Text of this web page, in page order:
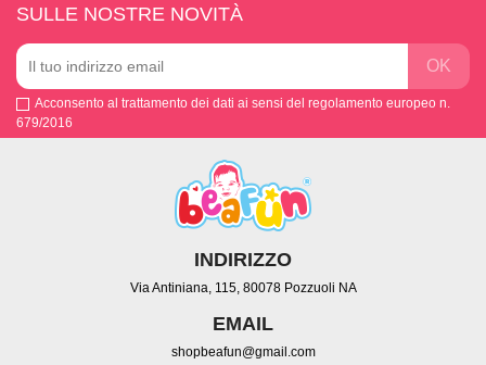
SULLE NOSTRE NOVITÀ
Acconsento al trattamento dei dati ai sensi del regolamento europeo n.
679/2016
INDIRIZZO
Via Antiniana, 115, 80078 Pozzuoli NA
EMAIL
shopbeafun@gmail.com